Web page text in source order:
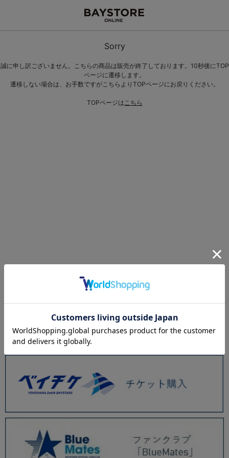
Sorry
誠に申し訳ございません。こちらの商品は販売が終了しております。10秒後にTOP
ページに遷移します。
遷移しない場合は、お手数ですがこちらよりTOPページにお戻りください。
TOPページはこちら